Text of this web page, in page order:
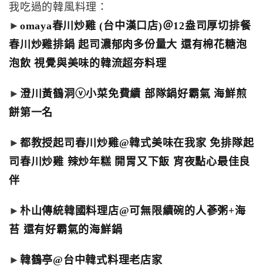
我吃過的韓風料理：
► omaya春川炒雞 (台中漢口店)＠12盎司厚切排餐
春川炒雞排鍋 起司濃郁肉多份量大 還有棉花糖泡
泡飲 視覺與美味的韓流超夯料理
► 澄川黃鶴洞ⓥ小菜免費續 部隊鍋好霸氣 海鮮煎
餅第一名
► 都教授起司春川炒雞@韓式美味在我家 免排隊起
司春川炒雞 辣炒年糕 開胃又下飯 宵夜點心最佳良
伴
► 朴山傳統韓國料理店@可無限續碗的人蔘粥+海
苔 還有好霸氣的海鮮鍋
► 韓鶴亭@台中韓式料理老店家